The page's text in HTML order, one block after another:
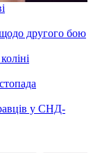
другого бою
у СНД-